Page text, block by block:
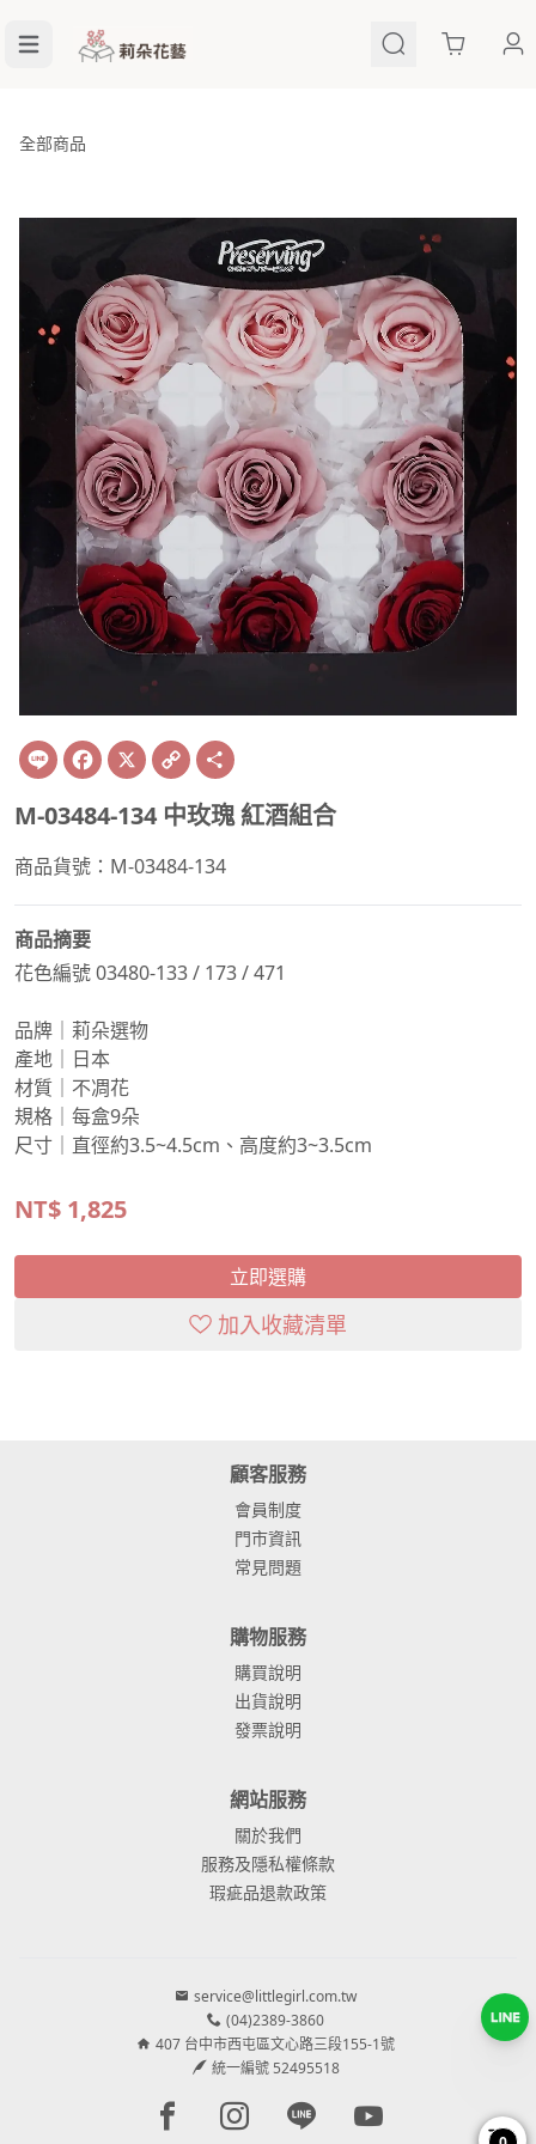
Cart
全部商品
Line Facebook
X Copy
Link
M-03484-134 中玫瑰 紅酒組合
商品貨號：M-03484-134
商品摘要
花色編號 03480-133 / 173 / 471
品牌｜莉朵選物
產地｜日本
材質｜不凋花
規格｜每盒9朵
尺寸｜直徑約3.5~4.5cm、高度約3~3.5cm
NT$ 1,825
立即選購
加入收藏清單
顧客服務
會員制度
門市資訊
常見問題
購物服務
購買說明
出貨說明
發票說明
網站服務
關於我們
服務及隱私權條款
瑕疵品退款政策
service@littlegirl.com.tw
(04)2389-3860
407 台中市西屯區文心路三段155-1號
統一編號 52495518
Facebook page
Instagram page
Line pageYoutube page